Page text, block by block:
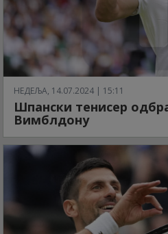
НЕДЕЉА, 14.07.2024 | 15:11
Шпански тенисер
Вимблдону